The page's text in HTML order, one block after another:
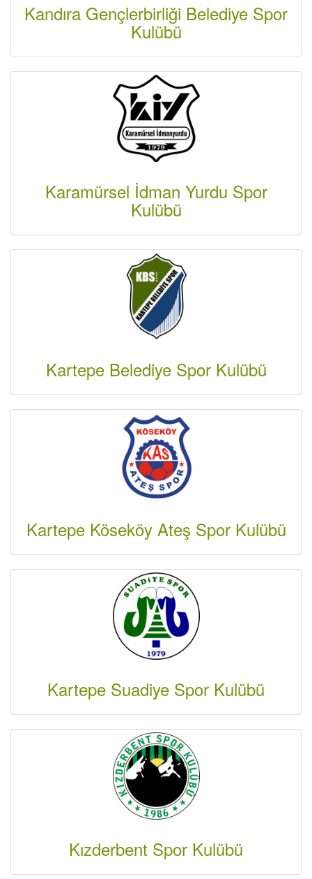
Kandıra Gençlerbirliği Belediye Spor
Kulübü
Karamürsel İdman Yurdu Spor
Kulübü
Kartepe Belediye Spor Kulübü
Kartepe Köseköy Ateş Spor Kulübü
Kartepe Suadiye Spor Kulübü
Kızderbent Spor Kulübü